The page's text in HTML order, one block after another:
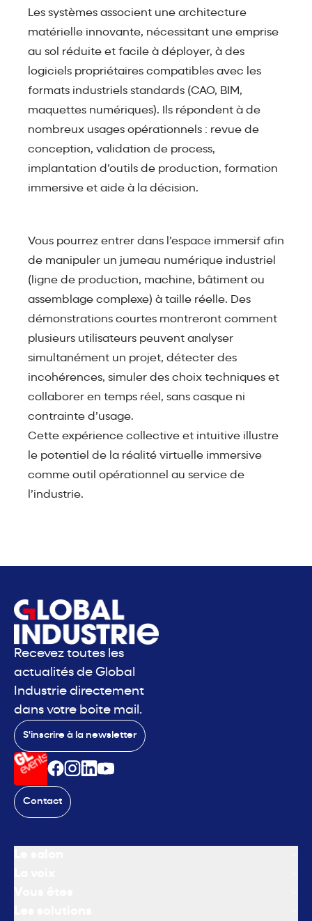
Les systèmes associent une architecture
matérielle innovante, nécessitant une emprise
au sol réduite et facile à déployer, à des
logiciels propriétaires compatibles avec les
formats industriels standards (CAO, BIM,
maquettes numériques). Ils répondent à de
nombreux usages opérationnels : revue de
conception, validation de process,
implantation d’outils de production, formation
immersive et aide à la décision.
Vous pourrez entrer dans l’espace immersif afin
de manipuler un jumeau numérique industriel
(ligne de production, machine, bâtiment ou
assemblage complexe) à taille réelle. Des
démonstrations courtes montreront comment
plusieurs utilisateurs peuvent analyser
simultanément un projet, détecter des
incohérences, simuler des choix techniques et
collaborer en temps réel, sans casque ni
contrainte d’usage.
Cette expérience collective et intuitive illustre
le potentiel de la réalité virtuelle immersive
comme outil opérationnel au service de
l’industrie.
Recevez toutes les
actualités de Global
Industrie directement
dans votre boite mail.
S'inscrire à la newsletter
Contact